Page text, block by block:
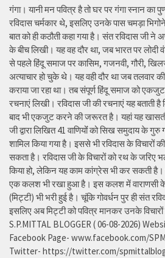
गंगा। यानी मन पवित्र है तो घर पर गंगा स्नान का
रविदास चर्मकार थे, इसलिए उनके पास चमड़ा
बात को ही कठौती कहा गया है। संत रविदास जी ने
के बीच लिखी। यह वह दौर था, जब भारत पर
से पहले हिंदू समाज पर कासिम, गजनवी, गौरी,
अत्याचार हो चुके थे। यह वही दौर था जब तलवार
कराया जा रहा था। तब संपूर्ण हिंदू समाज को
रचनाएं लिखी। रविदास जी की रचनाएं यह बताती
बाद भी एकजुट करने की जरूरत है। यहां यह
जी द्वारा लिखित 41 वाणियोंं को सिख समुदाय के
शामिल किया गया है। इससे भी रविदास के विचारों
सकता है। रविदास जी के विचारों को रथ के जरिए
किया हो, लेकिन यह काम कांग्रेस भी कर सकती
एक कलश भी रखा हुआ है। इस कलश में वाराणसी के
(मिट्टी) भी भरी हुई है। चूंकि गोवर्धन पुर ही संत
इसलिए अब मिट्टी को पवित्र मानकर उनके विचारों
S.P.MITTAL BLOGGER ( 06-08-2026)
Facebook Page- www.facebook.com/
Twitter- https://twitter.com/